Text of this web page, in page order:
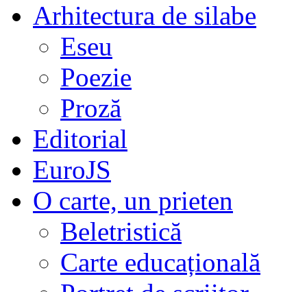
Arhitectura de silabe
Eseu
Poezie
Proză
Editorial
EuroJS
O carte, un prieten
Beletristică
Carte educațională